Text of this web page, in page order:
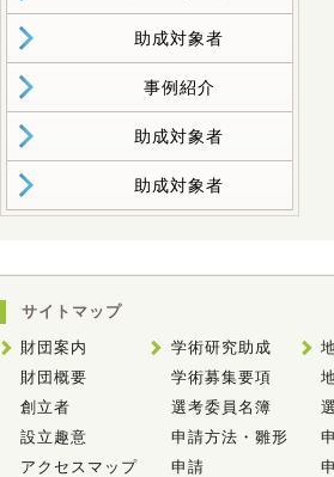
助成対象者
事例紹介
助成対象者
助成対象者
サイトマップ
財団案内
財団概要
創立者
設立趣意
アクセスマップ
学術研究助成
学術募集要項
選考委員名簿
申請方法・雛形
申請